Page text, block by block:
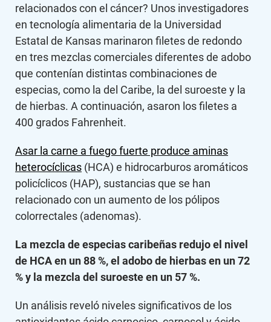
relacionados con el cáncer? Unos investigadores
en tecnología alimentaria de la Universidad
Estatal de Kansas marinaron filetes de redondo
en tres mezclas comerciales diferentes de adobo
que contenían distintas combinaciones de
especias, como la del Caribe, la del suroeste y la
de hierbas. A continuación, asaron los filetes a
400 grados Fahrenheit.
Asar la carne a fuego fuerte produce aminas
heterocíclicas (HCA) e hidrocarburos aromáticos
policíclicos (HAP), sustancias que se han
relacionado con un aumento de los pólipos
colorrectales (adenomas).
La mezcla de especias caribeñas redujo el nivel
de HCA en un 88 %, el adobo de hierbas en un 72
% y la mezcla del suroeste en un 57 %.
Un análisis reveló niveles significativos de los